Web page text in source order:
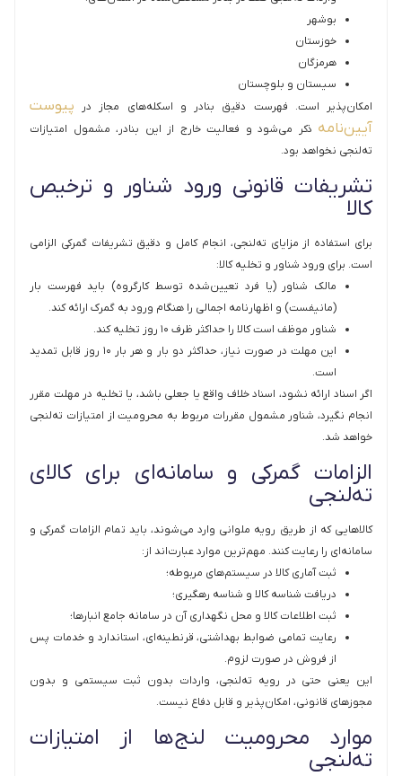
بوشهر
خوزستان
هرمزگان
سیستان و بلوچستان
امکان‌پذیر است. فهرست دقیق بنادر و اسکله‌های مجاز در پیوست
آیین‌نامه ذکر می‌شود و فعالیت خارج از این بنادر، مشمول امتیازات
ته‌لنجی نخواهد بود.
تشریفات قانونی ورود شناور و ترخیص
کالا
برای استفاده از مزایای ته‌لنجی، انجام کامل و دقیق تشریفات گمرکی الزامی
است. برای ورود شناور و تخلیه کالا:
مالک شناور (یا فرد تعیین‌شده توسط کارگروه) باید فهرست بار
(مانیفست) و اظهارنامه اجمالی را هنگام ورود به گمرک ارائه کند.
شناور موظف است کالا را حداکثر ظرف ۱۰ روز تخلیه کند.
این مهلت در صورت نیاز، حداکثر دو بار و هر بار ۱۰ روز قابل تمدید
است.
اگر اسناد ارائه نشود، اسناد خلاف واقع یا جعلی باشد، یا تخلیه در مهلت مقرر
انجام نگیرد، شناور مشمول مقررات مربوط به محرومیت از امتیازات ته‌لنجی
خواهد شد.
الزامات گمرکی و سامانه‌ای برای کالای
ته‌لنجی
کالاهایی که از طریق رویه ملوانی وارد می‌شوند، باید تمام الزامات گمرکی و
سامانه‌ای را رعایت کنند. مهم‌ترین موارد عبارت‌اند از:
ثبت آماری کالا در سیستم‌های مربوطه؛
دریافت شناسه کالا و شناسه رهگیری؛
ثبت اطلاعات کالا و محل نگهداری آن در سامانه جامع انبارها؛
رعایت تمامی ضوابط بهداشتی، قرنطینه‌ای، استاندارد و خدمات پس
از فروش در صورت لزوم.
این یعنی حتی در رویه ته‌لنجی، واردات بدون ثبت سیستمی و بدون
مجوزهای قانونی، امکان‌پذیر و قابل دفاع نیست.
موارد محرومیت لنج‌ها از امتیازات
ته‌لنجی